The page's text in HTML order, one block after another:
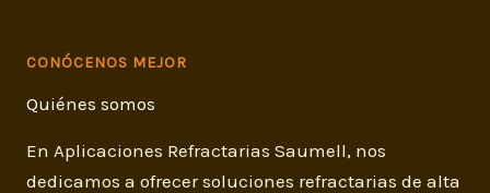
CONÓCENOS MEJOR
Quiénes somos
En Aplicaciones Refractarias Saumell, nos
dedicamos a ofrecer soluciones refractarias de alta